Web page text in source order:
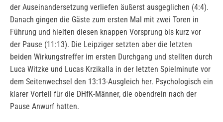
der Auseinandersetzung verliefen äußerst ausgeglichen (4:4).
Danach gingen die Gäste zum ersten Mal mit zwei Toren in
Führung und hielten diesen knappen Vorsprung bis kurz vor
der Pause (11:13). Die Leipziger setzten aber die letzten
beiden Wirkungstreffer im ersten Durchgang und stellten durch
Luca Witzke und Lucas Krzikalla in der letzten Spielminute vor
dem Seitenwechsel den 13:13-Ausgleich her. Psychologisch ein
klarer Vorteil für die DHfK-Männer, die obendrein nach der
Pause Anwurf hatten.